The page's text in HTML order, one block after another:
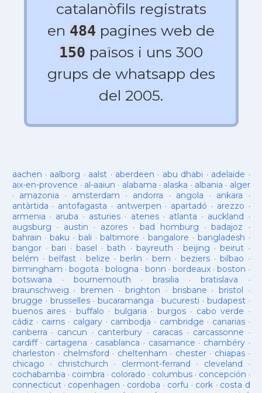
catalanòfils registrats
en 484 pagines web de
150 països i uns 300
grups de whatsapp des
del 2005.
aachen · aalborg · aalst · aberdeen · abu dhabi · adelaide ·
aix-en-provence · al-aaiun · alabama · alaska · albania · alger
· amazonia · amsterdam · andorra · angola · ankara ·
antàrtida · antofagasta · antwerpen · apartadó · arezzo ·
armenia · aruba · asturies· atenes· atlanta · auckland ·
augsburg · austin · azores·bad homburg ·badajoz ·
bahrain ·baku · bali ·baltimore ·bangalore · bangladesh ·
bangor· bari ·basel ·bath · bayreuth ·beijing ·beirut ·
belém · belfast· belize · berlin ·bern ·beziers ·bilbao ·
birmingham · bogota · bologna ·bonn ·bordeaux ·boston ·
botswana · bournemouth ·brasilia ·bratislava ·
braunschweig · bremen ·brighton · brisbane · bristol ·
brugge · brusselles· bucaramanga · bucuresti · budapest·
buenos aires· buffalo · bulgaria · burgos· cabo verde ·
cádiz · cairns· calgary · cambodja · cambridge · canarias·
canberra · cancun · canterbury · caracas · carcassonne ·
cardiff· cartagena · casablanca · casamance · chambéry·
charleston · chelmsford · cheltenham · chester· chiapas ·
chicago · christchurch · clermont-ferrand · cleveland ·
cochabamba · coimbra · colorado · columbus· concepción ·
connecticut· copenhagen · cordoba · corfu · cork · costa d